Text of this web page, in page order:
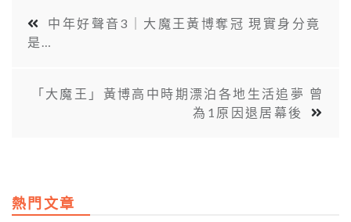
中年好聲音3｜大魔王黃博奪冠 現實身分竟
是…
「大魔王」黃博高中時期漂泊各地生活追夢 曾
為1原因退居幕後
熱門文章